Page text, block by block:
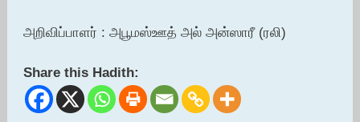
அறிவிப்பாளர் : அபூமஸ்ஊத் அல் அன்ஸாரீ (ரலி)
Share this Hadith: